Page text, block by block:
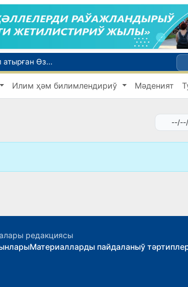
Қайта қамсызландырыў системасы тез раўажланып атырған Өзбекстан экономикасы ушын не береди?
Ташкент аўыр атлетика бойынша Азия чемпионатына таярланбақта
басланды
мақтанады
Илим ҳәм билимлендириў Мәденият
редакциясы
Материалларды пайдаланыў